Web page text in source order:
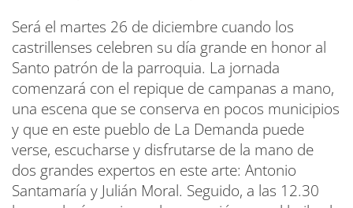
Será el martes 26 de diciembre cuando los
castrillenses celebren su día grande en honor al
Santo patrón de la parroquia. La jornada
comenzará con el repique de campanas a mano,
una escena que se conserva en pocos municipios
y que en este pueblo de La Demanda puede
verse, escucharse y disfrutarse de la mano de
dos grandes expertos en este arte: Antonio
Santamaría y Julián Moral. Seguido, a las 12.30